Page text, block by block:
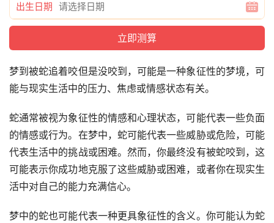
出生日期
梦到被蛇追着咬但是没咬到，可能是一种象征性的梦境，可
能与现实生活中的压力、焦虑或情感状态有关。
蛇通常被视为象征性的情感和心理状态，可能代表一些负面
的情感或行为。在梦中，蛇可能代表一些威胁或危险，可能
代表生活中的挑战或困难。然而，你最终没有被蛇咬到，这
可能表示你成功地克服了这些威胁或困难，或者你在现实生
活中对自己的能力充满信心。
梦中的蛇也可能代表一种更具象征性的含义。你可能认为蛇